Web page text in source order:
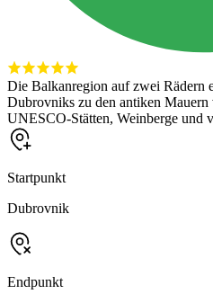
Die Balkanregion auf zwei Rädern
Dubrovniks zu den antiken Mauern
UNESCO-Stätten, Weinberge und
Startpunkt
Dubrovnik
Endpunkt